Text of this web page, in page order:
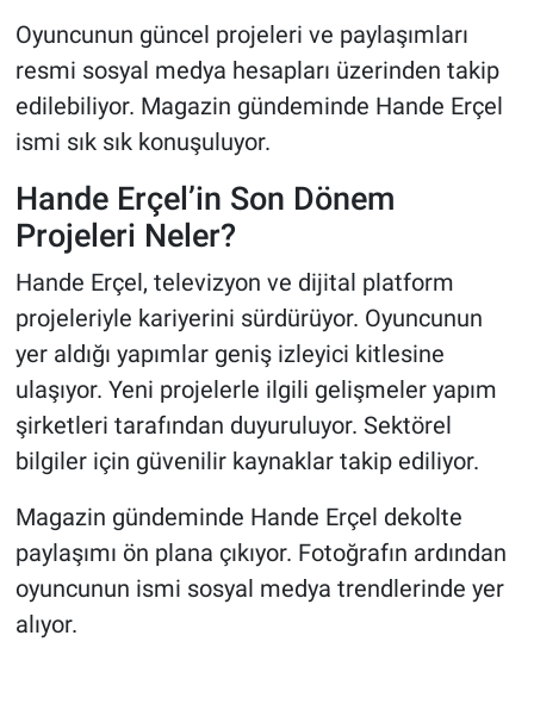
Oyuncunun güncel projeleri ve paylaşımları
resmi sosyal medya hesapları üzerinden takip
edilebiliyor. Magazin gündeminde Hande Erçel
ismi sık sık konuşuluyor.
Hande Erçel’in Son Dönem
Projeleri Neler?
Hande Erçel, televizyon ve dijital platform
projeleriyle kariyerini sürdürüyor. Oyuncunun
yer aldığı yapımlar geniş izleyici kitlesine
ulaşıyor. Yeni projelerle ilgili gelişmeler yapım
şirketleri tarafından duyuruluyor. Sektörel
bilgiler için güvenilir kaynaklar takip ediliyor.
Magazin gündeminde Hande Erçel dekolte
paylaşımı ön plana çıkıyor. Fotoğrafın ardından
oyuncunun ismi sosyal medya trendlerinde yer
alıyor.